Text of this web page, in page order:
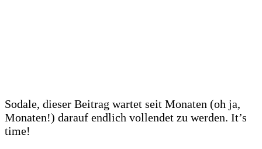
Sodale, dieser Beitrag wartet seit Monaten (oh ja,
Monaten!) darauf endlich vollendet zu werden. It’s
time!